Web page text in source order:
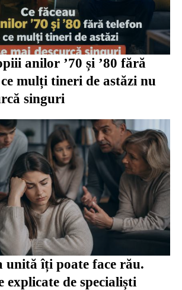
anilor ’70 și ’80 fără
mulți tineri de astăzi nu
singuri
unită îți poate face rău.
explicate de specialiști